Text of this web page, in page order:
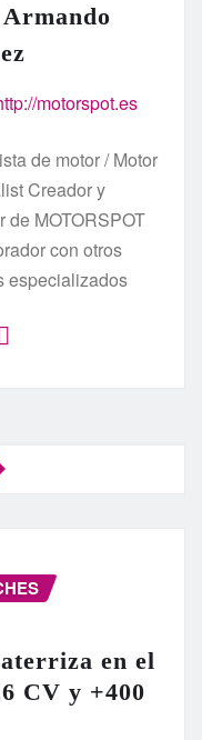
Armando
motorspot.es
de motor / Motor
Creador y
de MOTORSPOT
con otros
especializados
en el
CV y +400